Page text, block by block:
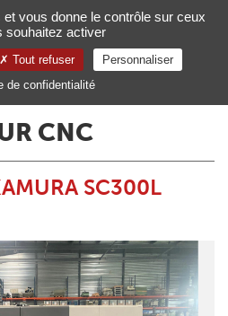
CNC
SC300L
les cookies
vous donne le contrôle sur ceux
souhaitez activer
Tout refuser
Personnaliser
de confidentialité